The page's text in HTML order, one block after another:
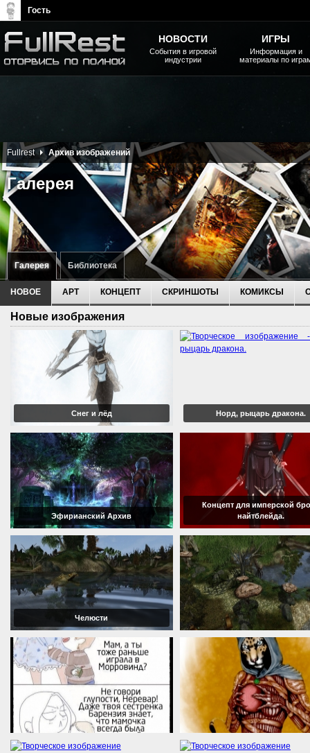
Галерея Библиотека
Галерея
Fullrest Архив изображений
НОВОЕ АРТ КОНЦЕПТ СКРИНШОТЫ КОМИКСЫ
Новые изображения
Снег и лёд Норд, рыцарь дракона.
Эфирианский Архив
Концепт для имперской
найтблейда.
Челюсти
НОВОСТИ
События в игровой
индустрии
ИГРЫ
Информация и
материалы по
Гость